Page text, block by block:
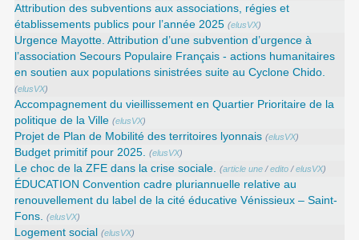
Attribution des subventions aux associations, régies et
établissements publics pour l’année 2025 (elusVX)
Urgence Mayotte. Attribution d’une subvention d’urgence à
l’association Secours Populaire Français - actions humanitaires
en soutien aux populations sinistrées suite au Cyclone Chido.
(elusVX)
Accompagnement du vieillissement en Quartier Prioritaire de la
politique de la Ville (elusVX)
Projet de Plan de Mobilité des territoires lyonnais (elusVX)
Budget primitif pour 2025. (elusVX)
Le choc de la ZFE dans la crise sociale. (article une /edito /elusVX)
ÉDUCATION Convention cadre pluriannuelle relative au
renouvellement du label de la cité éducative Vénissieux – Saint-
Fons. (elusVX)
Logement social (elusVX)